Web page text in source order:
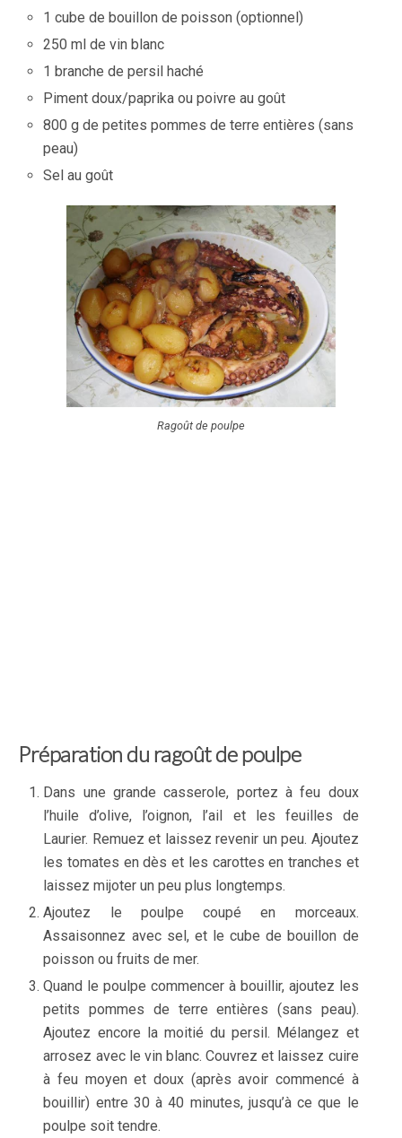
1 cube de bouillon de poisson (optionnel)
250 ml de vin blanc
1 branche de persil haché
Piment doux/paprika ou poivre au goût
800 g de petites pommes de terre entières (sans
peau)
Sel au goût
Ragoût de poulpe
Préparation du ragoût de poulpe
Dans une grande casserole, portez à feu doux
l’huile d’olive, l’oignon, l’ail et les feuilles de
Laurier. Remuez et laissez revenir un peu. Ajoutez
les tomates en dès et les carottes en tranches et
laissez mijoter un peu plus longtemps.
Ajoutez le poulpe coupé en morceaux.
Assaisonnez avec sel, et le cube de bouillon de
poisson ou fruits de mer.
Quand le poulpe commencer à bouillir, ajoutez les
petits pommes de terre entières (sans peau).
Ajoutez encore la moitié du persil. Mélangez et
arrosez avec le vin blanc. Couvrez et laissez cuire
à feu moyen et doux (après avoir commencé à
bouillir) entre 30 à 40 minutes, jusqu’à ce que le
poulpe soit tendre.